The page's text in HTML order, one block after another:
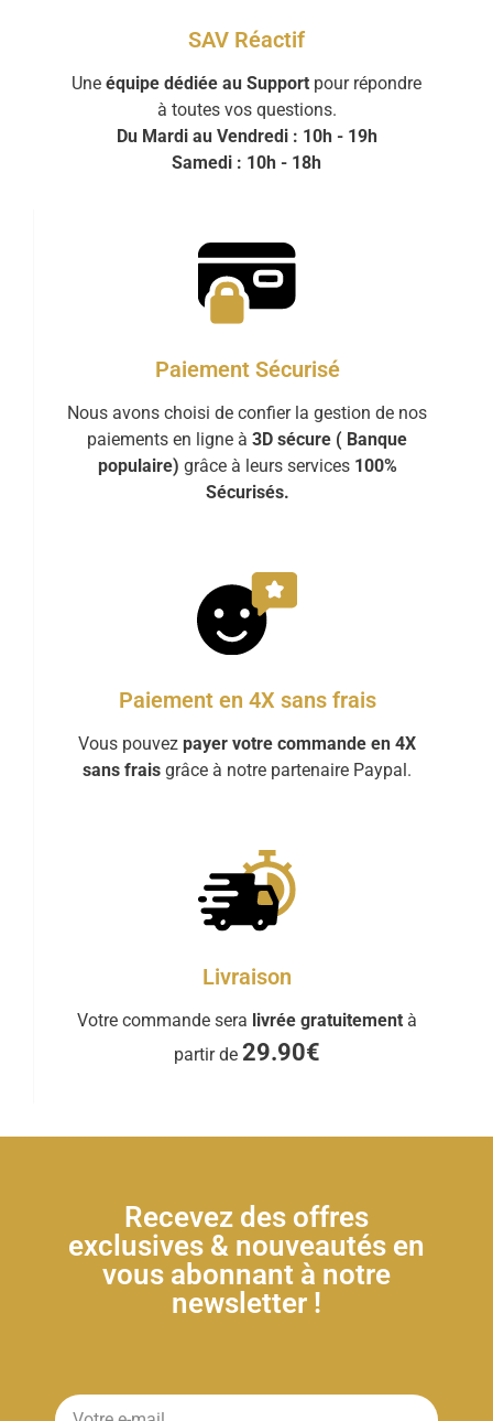
SAV Réactif
Une équipe dédiée au Support pour répondre
à toutes vos questions.
Du Mardi au Vendredi : 10h - 19h
Samedi : 10h - 18h
Paiement Sécurisé
Nous avons choisi de confier la gestion de nos
paiements en ligne à 3D sécure ( Banque
populaire) grâce à leurs services 100%
Sécurisés.
Paiement en 4X sans frais
Vous pouvez payer votre commande en 4X
sans frais grâce à notre partenaire Paypal.
Livraison
Votre commande sera livrée gratuitement à
partir de 29.90€
Recevez des offres
exclusives & nouveautés en
vous abonnant à notre
newsletter !